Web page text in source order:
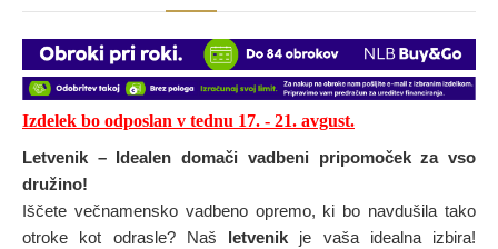
Izdelek bo odposlan v tednu 17. - 21. avgust.
Letvenik – Idealen domači vadbeni pripomoček za vso
družino!
Iščete večnamensko vadbeno opremo, ki bo navdušila tako
otroke kot odrasle? Naš
letvenik je vaša idealna izbira!